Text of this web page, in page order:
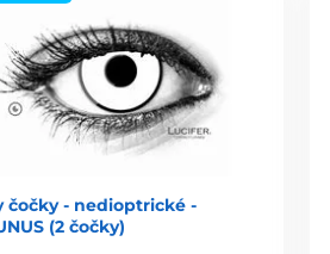
čočky - nedioptrické -
(2 čočky)